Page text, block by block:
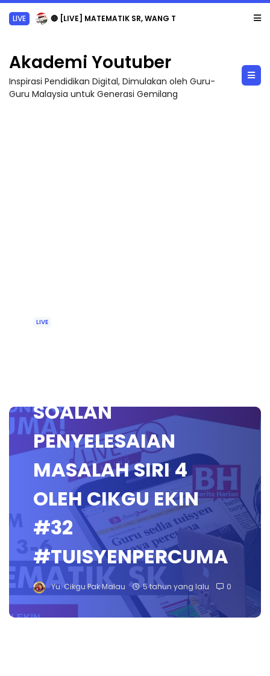
Sejarah Tingkatan 4
Akademi Youtuber
Inspirasi Pendidikan Digital, Dimulakan oleh Guru-
Guru Malaysia untuk Generasi Gemilang
LIVE
SOALAN
PENYELESAIAN
MASALAH SIRI 4
OLEH CIKGU EKIN
#32
#TUISYENPERCUMA
Yu. Cikgu Pak Malau 5 tahun yang lalu 0